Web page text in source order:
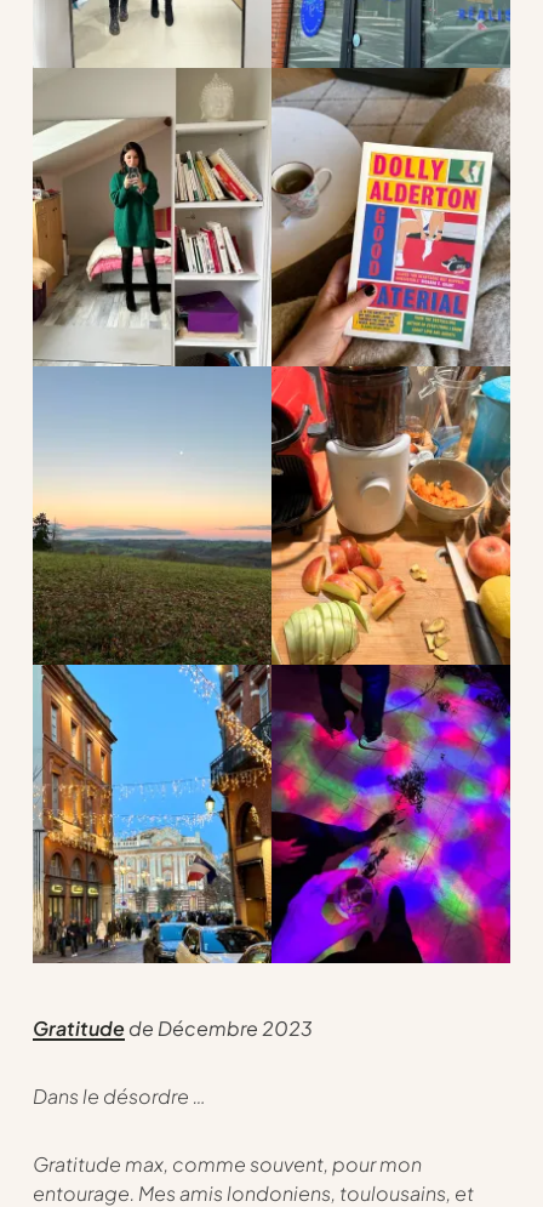
Gratitudede Décembre 2023
Dans le désordre …
Gratitude max, comme souvent, pour mon
entourage. Mes amis londoniens, toulousains, et